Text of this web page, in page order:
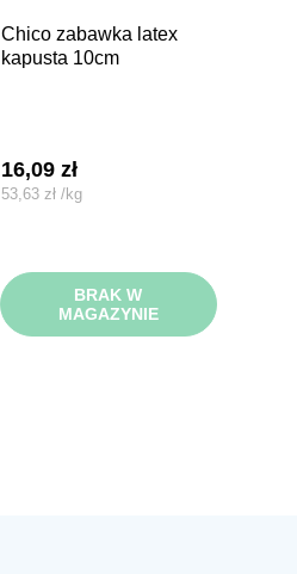
chico zabawka latex
kapusta 10cm
16,09zł
53,63zł /kg
BRAK W
MAGAZYNIE